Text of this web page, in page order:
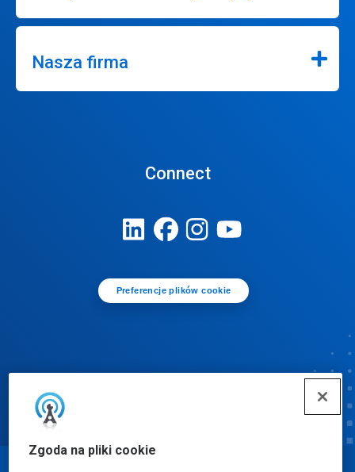
Zgoda na pliki cookie
Nasza firma
Connect
Preferencje plików cookie